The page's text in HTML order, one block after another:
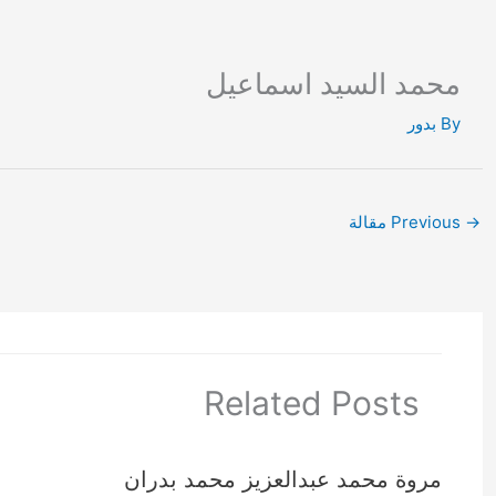
محمد السيد اسماعيل
By بدور
→
Related Posts
مروة محمد عبدالعزيز محمد بدران